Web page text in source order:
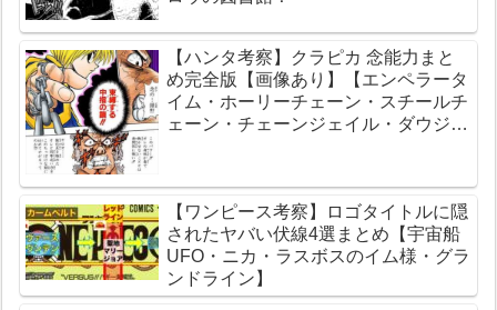
【ハンタ考察】クラピカ 念能力まと
め完全版【画像あり】【エンペラータ
イム・ホーリーチェーン・スチールチ
ェーン・チェーンジェイル・ダウジン
【ワンピース考察】ロゴタイトルに隠
されたヤバい伏線4選まとめ【宇宙船
UFO・ニカ・ラスボスのイム様・グラ
ンドライン】